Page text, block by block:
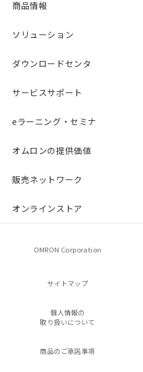
商品情報
ソリューション
ダウンロードセンタ
サービスサポート
eラーニング・セミナ
オムロンの提供価値
販売ネットワーク
オンラインストア
OMRON Corporation
サイトマップ
個人情報の
取り扱いについて
商品のご承諾事項